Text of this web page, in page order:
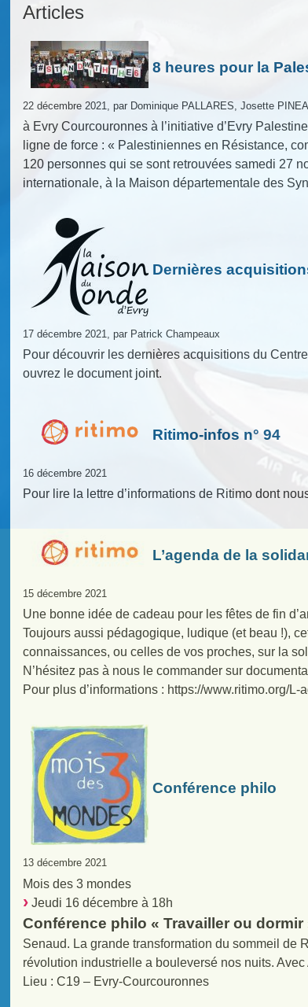
Articles
8 heures pour la
22 décembre 2021, par Dominique PALLARES, Josette
à Evry Courcouronnes à l’initiative d’Evry
ligne de force : « Palestiniennes en Résistance,
120 personnes qui se sont retrouvées samedi 27
internationale, à la Maison départementale des
Dernières
17 décembre 2021, par Patrick Champeaux
Pour découvrir les dernières acquisitions du
ouvrez le document joint.
Ritimo-infos n° 94
16 décembre 2021
Pour lire la lettre d’informations de Ritimo dont
L’agenda de la
15 décembre 2021
Une bonne idée de cadeau pour les fêtes de fin
Toujours aussi pédagogique, ludique (et beau !),
connaissances, ou celles de vos proches, sur la
N’hésitez pas à nous le commander sur
Pour plus d’informations : https://www.ritimo.org/
Conférence philo
13 décembre 2021
Mois des 3 mondes
Jeudi 16 décembre à 18h
Conférence philo « Travailler ou dormir
Senaud. La grande transformation du sommeil de
révolution industrielle a bouleversé nos nuits.
Lieu : C19 – Evry-Courcouronnes